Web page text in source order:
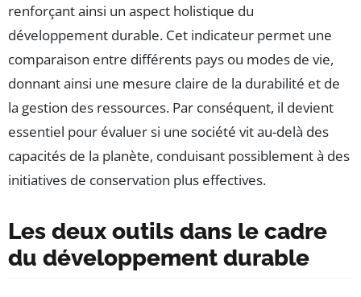
renforçant ainsi un aspect holistique du
développement durable. Cet indicateur permet une
comparaison entre différents pays ou modes de vie,
donnant ainsi une mesure claire de la durabilité et de
la gestion des ressources. Par conséquent, il devient
essentiel pour évaluer si une société vit au-delà des
capacités de la planète, conduisant possiblement à des
initiatives de conservation plus effectives.
Les deux outils dans le cadre
du développement durable